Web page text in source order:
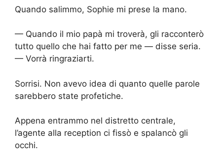
Quando salimmo, Sophie mi prese la mano.
— Quando il mio papà mi troverà, gli racconterò
tutto quello che hai fatto per me — disse seria.
— Vorrà ringraziarti.
Sorrisi. Non avevo idea di quanto quelle parole
sarebbero state profetiche.
Appena entrammo nel distretto centrale,
l’agente alla reception ci fissò e spalancò gli
occhi.